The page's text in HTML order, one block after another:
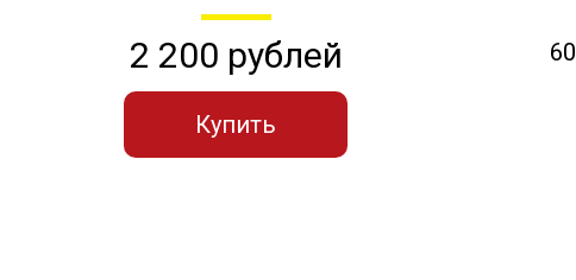
2 200 рублей
Купить